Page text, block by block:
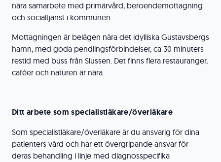
nära samarbete med primärvård, beroendemottagning
och socialtjänst i kommunen.
Mottagningen är belägen nära det idylliska Gustavsbergs
hamn, med goda pendlingsförbindelser, ca 30 minuters
restid med buss från Slussen. Det finns flera restauranger,
caféer och naturen är nära.
Ditt arbete som specialistläkare/överläkare
Som specialistläkare/överläkare är du ansvarig för dina
patienters vård och har ett övergripande ansvar för
deras behandling i linje med diagnosspecifika